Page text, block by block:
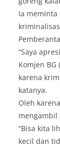
Ia meminta
“Saya
Komjen
karena
katanya.
Oleh
mengambil
“Bisa kita
kecil dan